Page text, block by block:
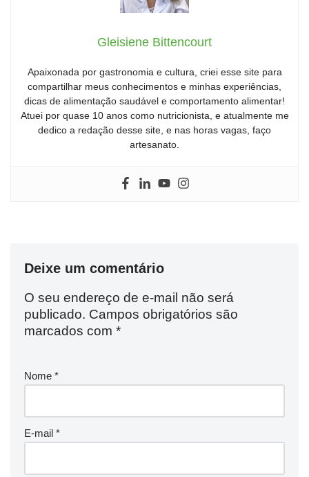
Gleisiene Bittencourt
Apaixonada por gastronomia e cultura, criei esse site para
compartilhar meus conhecimentos e minhas experiências,
dicas de alimentação saudável e comportamento alimentar!
Atuei por quase 10 anos como nutricionista, e atualmente me
dedico a redação desse site, e nas horas vagas, faço
artesanato.
Deixe um comentário
O seu endereço de e-mail não será
publicado. Campos obrigatórios são
marcados com *
Nome *
E-mail *